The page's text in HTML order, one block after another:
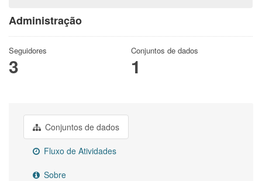
Administração
Seguidores
3
Conjuntos de dados
1
Conjuntos de dados
Fluxo de Atividades
Sobre